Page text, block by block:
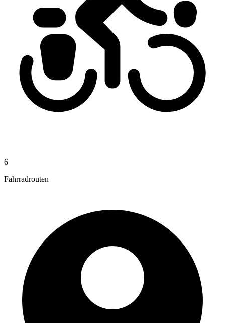
6
Fahrradrouten